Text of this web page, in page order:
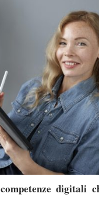
competenze digitali